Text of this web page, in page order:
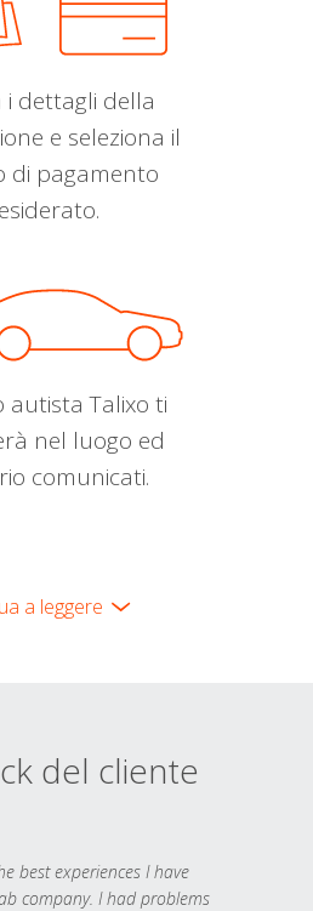
i dettagli della
e seleziona il
di pagamento
autista Talixo ti
nel luogo ed
comunicati.
a leggere
del cliente
best experiences I have
company. I had problems